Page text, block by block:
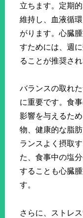
立ちます。定期
維持し、血液循
がります。心臓
すためには、週
ることが推奨され
バランスの取れ
に重要です。食
影響を与えるた
物、健康的な脂
ランスよく摂取
た、食事中の塩
することも心臓
す。
さらに、ストレ